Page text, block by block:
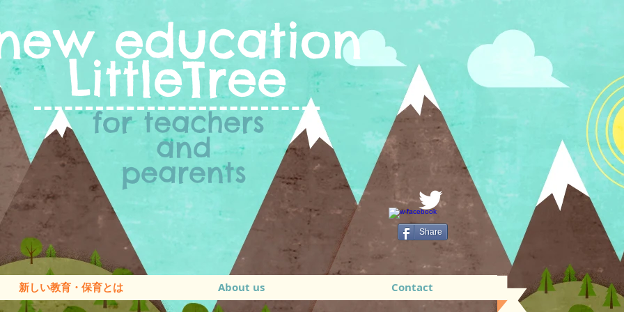
education
LittleTree
for teachers
and
pearents
Share
新しい教育・保育とは About us Contact